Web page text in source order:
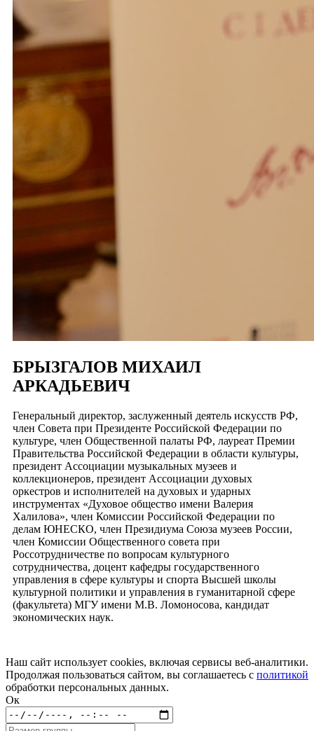
БРЫЗГАЛОВ МИХАИЛ
АРКАДЬЕВИЧ
Генеральный директор, заслуженный деятель искусств РФ,
член Совета при Президенте Российской Федерации по
культуре, член Общественной палаты РФ, лауреат Премии
Правительства Российской Федерации в области культуры,
президент Ассоциации музыкальных музеев и
коллекционеров, президент Ассоциации духовых
оркестров и исполнителей на духовых и ударных
инструментах «Духовое общество имени Валерия
Халилова», член Комиссии Российской Федерации по
делам ЮНЕСКО, член Президиума Союза музеев России,
член Комиссии Общественного совета при
Россотрудничестве по вопросам культурного
сотрудничества, доцент кафедры государственного
управления в сфере культуры и спорта Высшей школы
культурной политики и управления в гуманитарной сфере
(факультета) МГУ имени М.В. Ломоносова, кандидат
экономических наук.
Наш сайт использует cookies, включая сервисы веб-аналитики.
Продолжая пользоваться сайтом, вы соглашаетесь с политикой
обработки персональных данных.
Ок